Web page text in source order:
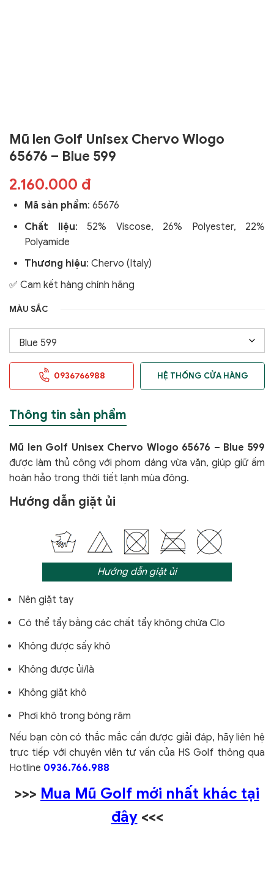
Mũ len Golf Unisex Chervo Wlogo
65676 – Blue 599
2.160.000 đ
Mã sản phẩm: 65676
Chất liệu: 52% Viscose, 26% Polyester, 22%
Polyamide
Thương hiệu: Chervo (Italy)
✅ Cam kết hàng chính hãng
MÀU SẮC
0936766988 HỆ THỐNG CỬA HÀNG
Thông tin sản phẩm
Mũ len Golf Unisex Chervo Wlogo 65676 – Blue 599
được làm thủ công với phom dáng vừa vặn, giúp giữ ấm
hoàn hảo trong thời tiết lạnh mùa đông.
Hướng dẫn giặt ủi
Hướng dẫn giặt ủi
Nên giặt tay
Có thể tẩy bằng các chất tẩy không chứa Clo
Không được sấy khô
Không được ủi/là
Không giặt khô
Phơi khô trong bóng râm
Nếu bạn còn có thắc mắc cần được giải đáp, hãy liên hệ
trực tiếp với chuyên viên tư vấn của HS Golf thông qua
Hotline 0936.766.988
>>> Mua Mũ Golf mới nhất khác tại
đây<<<